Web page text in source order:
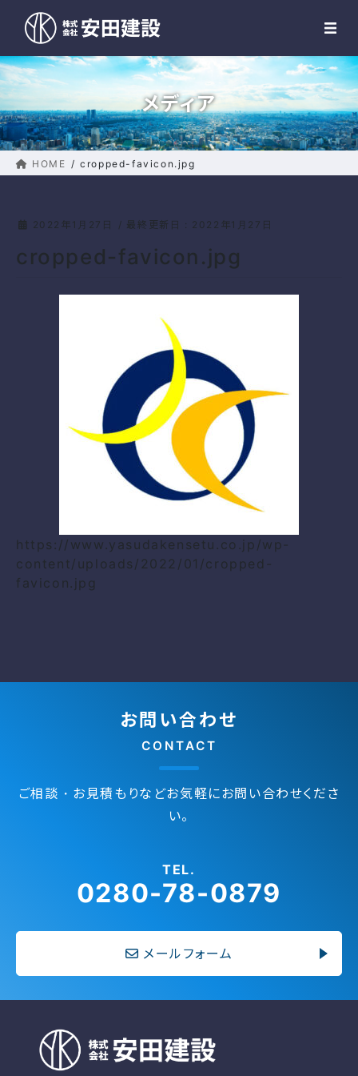
ン
ツ
に
移
動
ー
シ
ョ
ン
に
メディア
HOME cropped-favicon.jpg
2022年1月27日 / 最終更新日 : 2022年1月27日
cropped-favicon.jpg
https://www.yasudakensetu.co.jp/wp-
content/uploads/2022/01/cropped-
favicon.jpg
お問い合わせ
CONTACT
ご相談・お見積もりなどお気軽にお問い合わせくださ
い。
TEL.
0280-78-0879
メールフォーム